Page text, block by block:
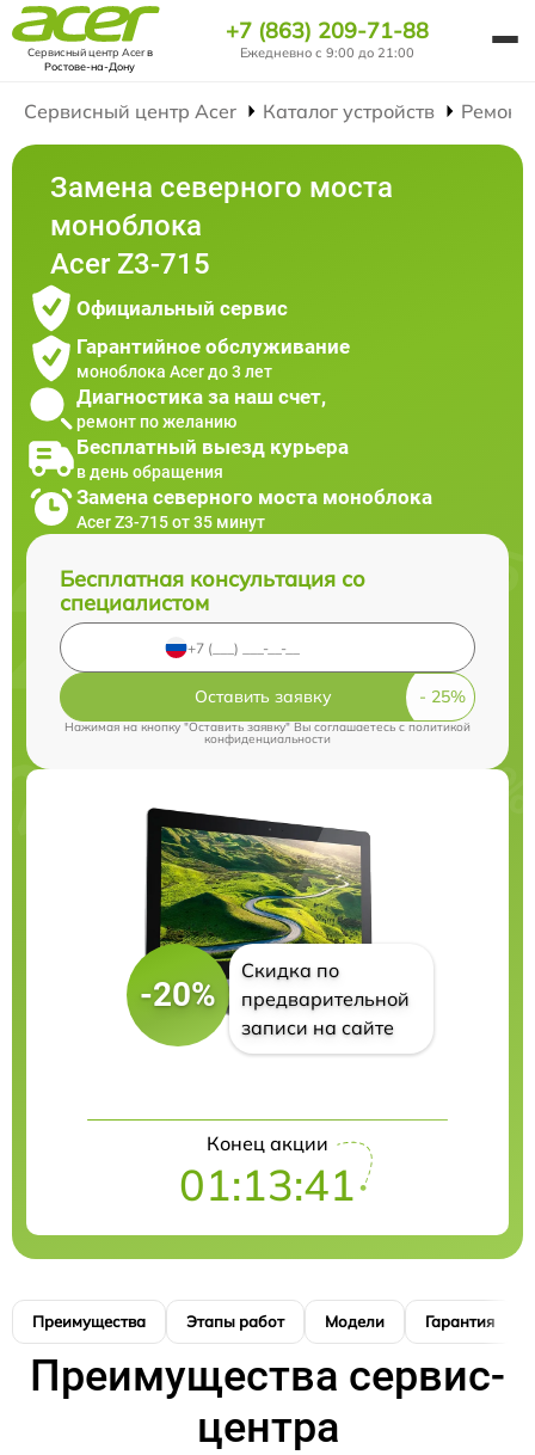
Сервисный центр Acerв
Ростове-на-Дону
+7 (863) 209-71-88
Ежедневно с 9:00 до 21:00
Сервисный центр Acer Каталог устройств Ремонт
Замена северного моста
моноблока
Acer Z3-715
Официальный сервис
Гарантийное обслуживание
моноблока Acer до 3 лет
Диагностика за наш счет,
ремонт по желанию
Бесплатный выезд курьера
в день обращения
Замена северного моста моноблока
Acer Z3-715 от 35 минут
Бесплатная консультация со
специалистом
Оставить заявку
Нажимая на кнопку "Оставить заявку" Вы соглашаетесь cполитикой
конфиденциальности
-20%
Скидка по
предварительной
записи на сайте
Конец акции
01:13:40
Преимущества Этапы работ Модели Гарантия
Преимущества сервис-
центра